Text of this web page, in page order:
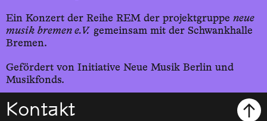
Ein Konzert der Reihe REM der projektgruppe neue
musik bremen e.V. gemeinsam mit der Schwankhalle
Bremen.
Gefördert von Initiative Neue Musik Berlin und
Musikfonds.
Kontakt